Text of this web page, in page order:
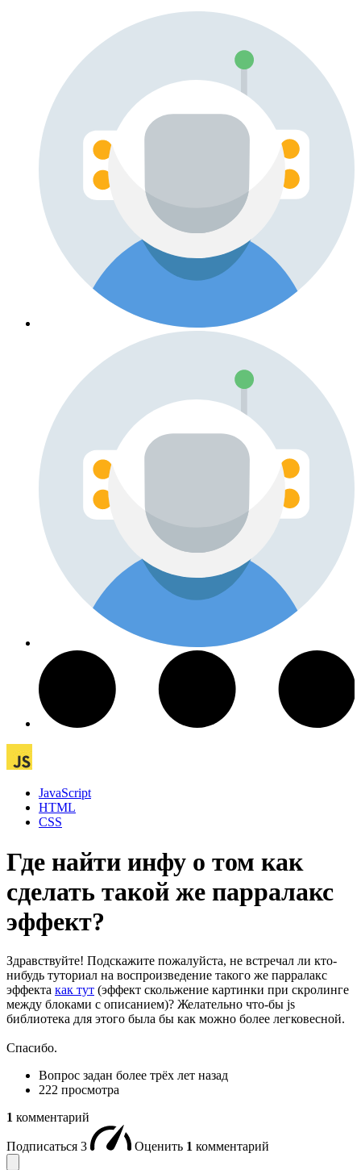
JavaScript
HTML
CSS
Где найти инфу о том как
сделать такой же парралакс
эффект?
Здравствуйте! Подскажите пожалуйста, не встречал ли кто-
нибудь туториал на воспроизведение такого же парралакс
эффекта как тут (эффект скольжение картинки при скролинге
между блоками с описанием)? Желательно что-бы js
библиотека для этого была бы как можно более легковесной.
Спасибо.
Вопрос задан более трёх лет назад
222 просмотра
1 комментарий
Подписаться 3 Оценить 1 комментарий